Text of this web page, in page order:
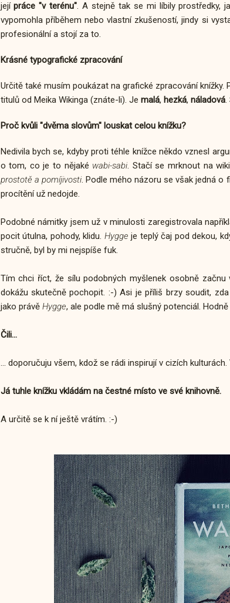
jejípráce "v terénu". A stejně tak se mi líbily prostředky,
vypomohla příběhem nebo vlastní zkušeností, jindy si
profesionální a stojí za to.
Krásné typografické zpracování
Určitě také musím poukázat na grafické zpracování knížky.
titulů od Meika Wikinga (znáte-li). Je malá, hezká, náladová.
Proč kvůli "dvěma slovům"louskat celou knížku?
Nedivila bych se, kdyby proti téhle knížce někdo vznesl
o tom, co je to nějaké wabi-sabi. Stačí se mrknout na
prostotě a pomíjivosti. Podle mého názoru se však jedná o
procítění už nedojde.
Podobné námitky jsem už v minulosti zaregistrovala
pocit útulna, pohody, klidu. Hygge je teplý čaj pod dekou,
stručně, byl by mi nejspíše fuk.
Tím chci říct, že sílu podobných myšlenek osobně
dokážu skutečně pochopit. :-) Asi je příliš brzy soudit,
jako právě Hygge, ale podle mě má slušný potenciál. Hodně
Čili...
... doporučuju všem, kdož se rádi inspirují v cizích
Já tuhle knížku vkládám na čestné místo ve své knihovně.
A určitě se k ní ještě vrátím. :-)